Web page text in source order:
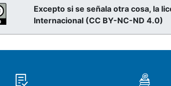
Excepto si se señala otra cosa, la
Internacional (CC BY-NC-ND 4.0)